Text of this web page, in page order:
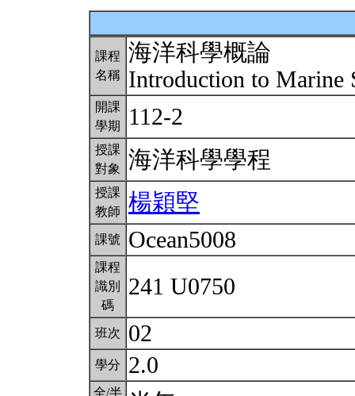
課程
名稱
海洋科學概論
Introduction to Marine
開課
學期
112-2
授課
對象
海洋科學學程
授課
教師
楊穎堅
課號 Ocean5008
課程
識別
碼
241 U0750
班次 02
學分 2.0
全/半